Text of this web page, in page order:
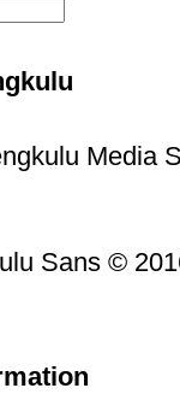
Media
Sans ©